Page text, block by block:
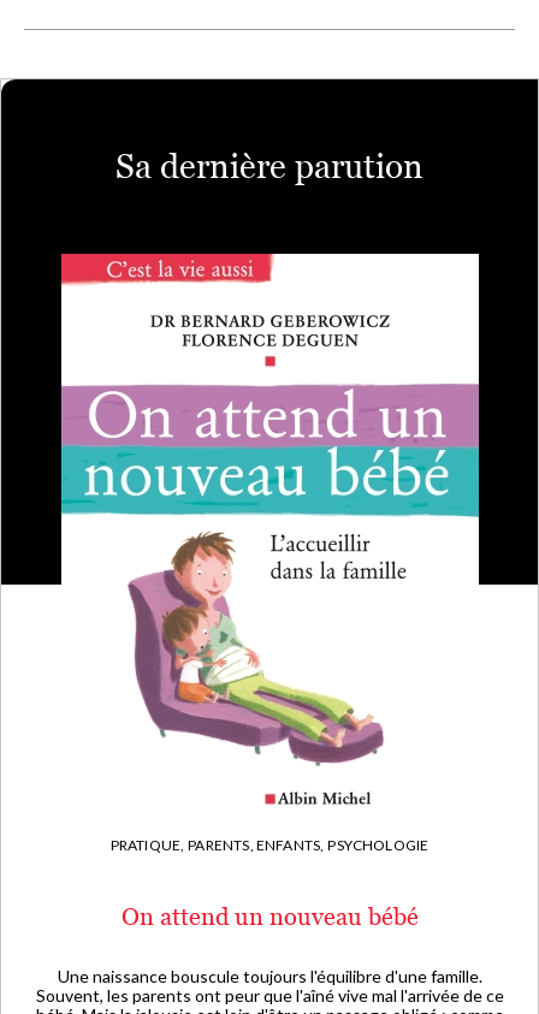
Sa dernière parution
PRATIQUE, PARENTS, ENFANTS, PSYCHOLOGIE
On attend un nouveau bébé
Une naissance bouscule toujours l'équilibre d'une famille.
Souvent, les parents ont peur que l'aîné vive mal l'arrivée de ce